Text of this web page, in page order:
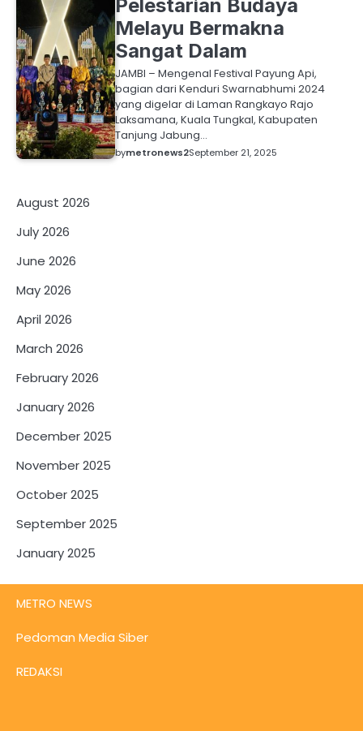
Pelestarian Budaya
Melayu Bermakna
Sangat Dalam
JAMBI – Mengenal Festival Payung Api,
bagian dari Kenduri Swarnabhumi 2024
yang digelar di Laman Rangkayo Rajo
Laksamana, Kuala Tungkal, Kabupaten
Tanjung Jabung…
bymetronews2September 21, 2025
August 2026
July 2026
June 2026
May 2026
April 2026
March 2026
February 2026
January 2026
December 2025
November 2025
October 2025
September 2025
January 2025
METRO NEWS
Pedoman Media Siber
REDAKSI